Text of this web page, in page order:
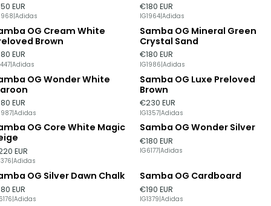
EUR
Adidas
€180 EUR
IG1964| Adidas
OG Cream White
Brown
EUR
|Adidas
Samba OG Mineral Green
Crystal Sand
€180 EUR
IG1986|Adidas
OG Wonder White
EUR
|Adidas
Esgotado
Samba OG Luxe Preloved
Brown
€230 EUR
IG1357|Adidas
OG Core White Magic
EUR
Adidas
Samba OG Wonder Silver
€180 EUR
IG6177| Adidas
OG Silver Dawn Chalk
EUR
Adidas
Esgotado
Samba OG Cardboard
€190 EUR
IG1379 Adidas